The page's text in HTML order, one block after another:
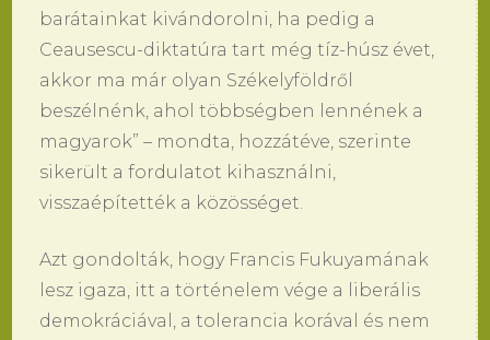
barátainkat kivándorolni, ha pedig a
Ceausescu-diktatúra tart még tíz-húsz évet,
akkor ma már olyan Székelyföldről
beszélnénk, ahol többségben lennének a
magyarok” – mondta, hozzátéve, szerinte
sikerült a fordulatot kihasználni,
visszaépítették a közösséget.
Azt gondolták, hogy Francis Fukuyamának
lesz igaza, itt a történelem vége a liberális
demokráciával, a tolerancia korával és nem